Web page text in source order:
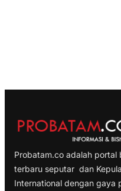
Probatam.co adalah portal
terbaru seputar dan
International dengan gaya